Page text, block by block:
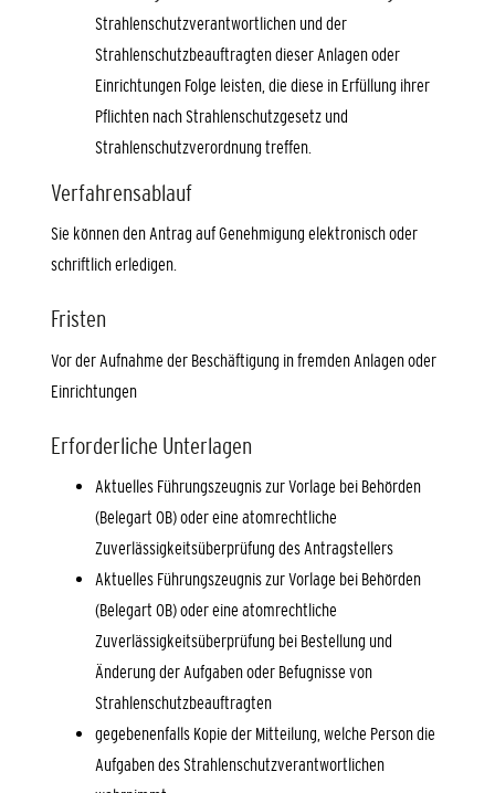
Strahlenschutzverantwortlichen und der
Strahlenschutzbeauftragten dieser Anlagen oder
Einrichtungen Folge leisten, die diese in Erfüllung ihrer
Pflichten nach Strahlenschutzgesetz und
Strahlenschutzverordnung treffen.
Verfahrensablauf
Sie können den Antrag auf Genehmigung elektronisch oder
schriftlich erledigen.
Fristen
Vor der Aufnahme der Beschäftigung in fremden Anlagen oder
Einrichtungen
Erforderliche Unterlagen
Aktuelles Führungszeugnis zur Vorlage bei Behörden
(Belegart OB) oder eine atomrechtliche
Zuverlässigkeitsüberprüfung des Antragstellers
Aktuelles Führungszeugnis zur Vorlage bei Behörden
(Belegart OB) oder eine atomrechtliche
Zuverlässigkeitsüberprüfung bei Bestellung und
Änderung der Aufgaben oder Befugnisse von
Strahlenschutzbeauftragten
gegebenenfalls Kopie der Mitteilung, welche Person die
Aufgaben des Strahlenschutzverantwortlichen